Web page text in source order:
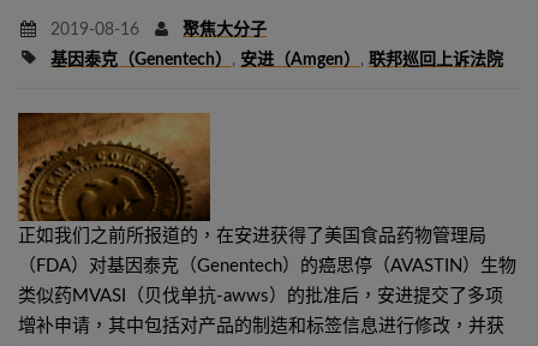
2019-08-16
聚焦大分子
基因泰克（Genentech）
, 安进（Amgen） , 联邦巡回上诉法院
正如我们之前所报道的，在安进获得了美国食品药物管理局
（FDA）对基因泰克（Genentech）的癌思停（AVASTIN）生物
类似药MVASI（贝伐单抗-awws）的批准后，安进提交了多项
增补申请，其中包括对产品的制造和标签信息进行修改，并获